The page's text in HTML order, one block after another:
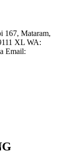
167, Mataram,
XL WA:
Email: